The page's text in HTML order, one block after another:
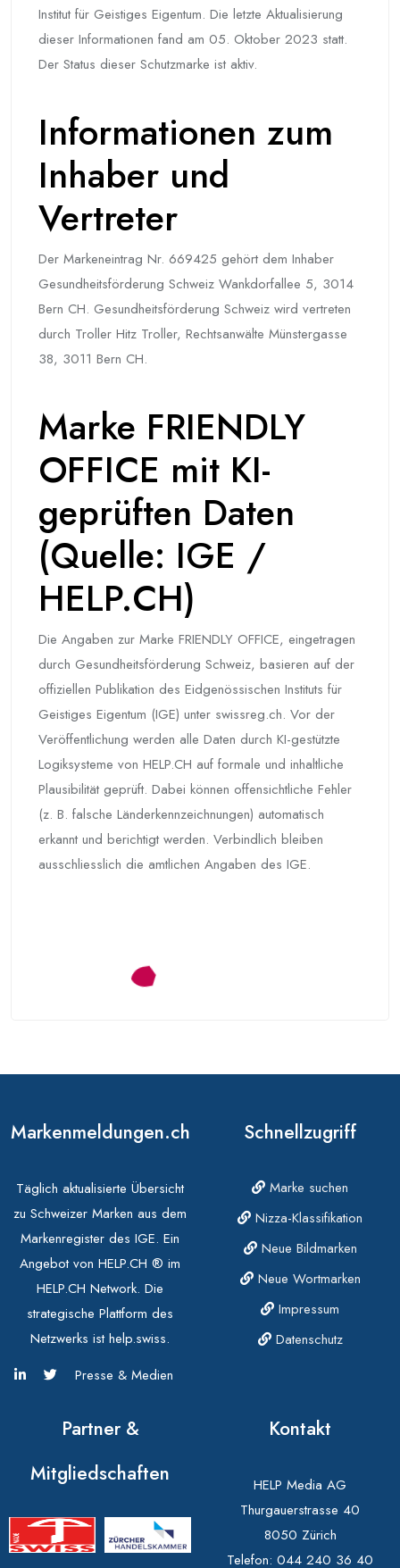
Institut für Geistiges Eigentum. Die letzte Aktualisierung
dieser Informationen fand am 05. Oktober 2023 statt.
Der Status dieser Schutzmarke ist aktiv.
Informationen zum
Inhaber und
Vertreter
Der Markeneintrag Nr. 669425 gehört dem Inhaber
Gesundheitsförderung Schweiz Wankdorfallee 5, 3014
Bern CH. Gesundheitsförderung Schweiz wird vertreten
durch Troller Hitz Troller, Rechtsanwälte Münstergasse
38, 3011 Bern CH.
Marke FRIENDLY
OFFICE mit KI-
geprüften Daten
(Quelle: IGE /
HELP.CH)
Die Angaben zur Marke FRIENDLY OFFICE, eingetragen
durch Gesundheitsförderung Schweiz, basieren auf der
offiziellen Publikation des Eidgenössischen Instituts für
Geistiges Eigentum (IGE) unter swissreg.ch. Vor der
Veröffentlichung werden alle Daten durch KI-gestützte
Logiksysteme von HELP.CH auf formale und inhaltliche
Plausibilität geprüft. Dabei können offensichtliche Fehler
(z. B. falsche Länderkennzeichnungen) automatisch
erkannt und berichtigt werden. Verbindlich bleiben
ausschliesslich die amtlichen Angaben des IGE.
Markenmeldungen.ch
Täglich aktualisierte Übersicht
zu Schweizer Marken aus dem
Markenregister des IGE. Ein
Angebot von HELP.CH ® im
HELP.CH Network. Die
strategische Plattform des
Netzwerks ist help.swiss.
Presse & Medien
Schnellzugriff
Marke suchen
Nizza-Klassifikation
Neue Bildmarken
Neue Wortmarken
Impressum
Datenschutz
Partner &
Mitgliedschaften
Kontakt
HELP Media AG
Thurgauerstrasse 40
8050 Zürich
Telefon: 044 240 36 40